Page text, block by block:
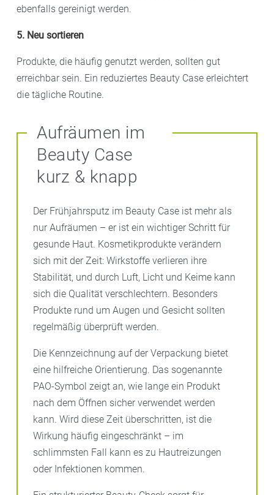
ebenfalls gereinigt werden.
5. Neu sortieren
Produkte, die häufig genutzt werden, sollten gut
erreichbar sein. Ein reduziertes Beauty Case erleichtert
die tägliche Routine.
Aufräumen im
Beauty Case
kurz & knapp
Der Frühjahrsputz im Beauty Case ist mehr als
nur Aufräumen – er ist ein wichtiger Schritt für
gesunde Haut. Kosmetikprodukte verändern
sich mit der Zeit: Wirkstoffe verlieren ihre
Stabilität, und durch Luft, Licht und Keime kann
sich die Qualität verschlechtern. Besonders
Produkte rund um Augen und Gesicht sollten
regelmäßig überprüft werden.
Die Kennzeichnung auf der Verpackung bietet
eine hilfreiche Orientierung. Das sogenannte
PAO-Symbol zeigt an, wie lange ein Produkt
nach dem Öffnen sicher verwendet werden
kann. Wird diese Zeit überschritten, ist die
Wirkung häufig eingeschränkt – im
schlimmsten Fall kann es zu Hautreizungen
oder Infektionen kommen.